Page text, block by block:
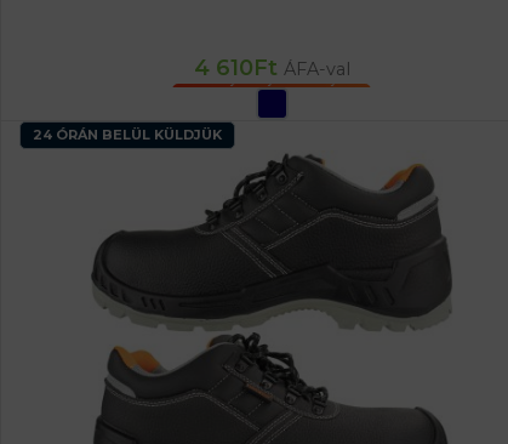
4 610Ft ÁFA-val
OPCIÓK VÁLASZTÁSA
24 ÓRÁN BELÜL KÜLDJÜK